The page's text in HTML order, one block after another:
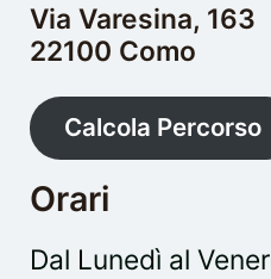
Via Varesina, 163
22100 Como
Calcola Percorso
Orari
Dal Lunedì al